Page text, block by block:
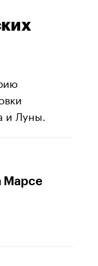
и Луны.
Марсе